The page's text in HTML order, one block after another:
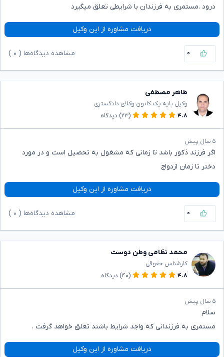
درود .مستمری به فرزندان با شرایطی تعلق میگیرد
دریافت مشاوره از این وکیل
۰ مشاهده دیدگاه‌ها ( ۰
طاهر مصطفی
وکیل پایه یک کانون وکلای دادگستری
۴.۸
(۲۳) دیدگاه
۵ سال پیش
اگر فرزند ذکور باشد تا زمانی که مشغول به تحصیل است و در مورد
دختر تا زمان ازدواج
دریافت مشاوره از این وکیل
۰ مشاهده دیدگاه‌ها ( ۰
محمد نظامی وطن دوست
کارشناس حقوقی
۴.۸
(۴۰) دیدگاه
۵ سال پیش
سلام
مستمری به فرزندانی که واجد شرایط باشند تعلق خواهد گرفت .
دریافت مشاوره از این وکیل